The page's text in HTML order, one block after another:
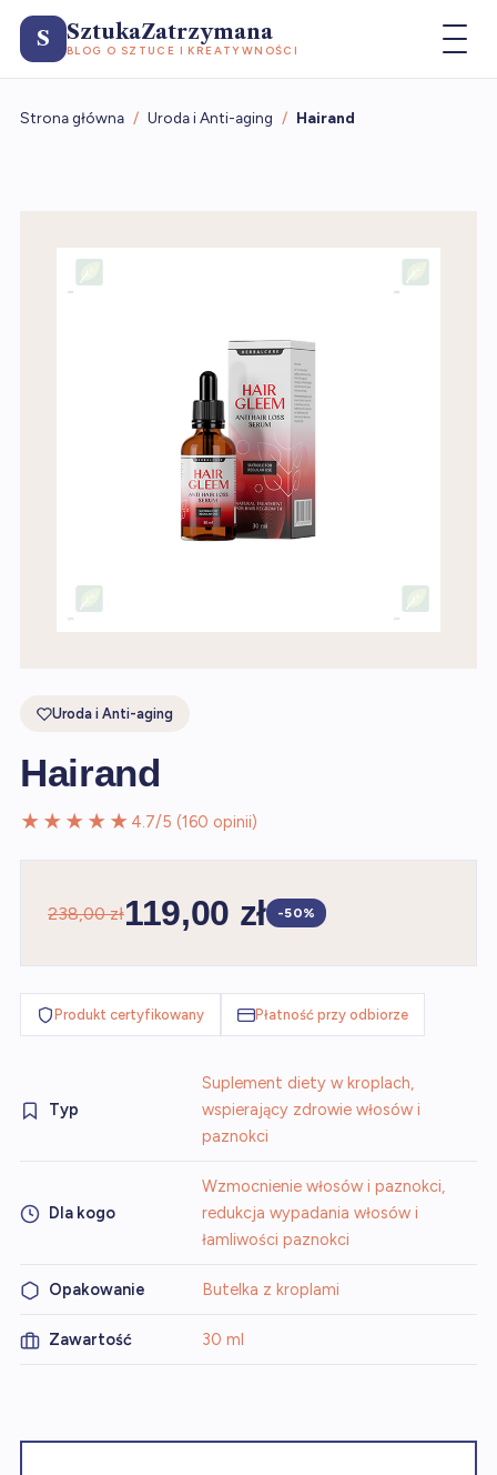
S SztukaZatrzymana
BLOG O SZTUCE I KREATYWNOŚCI
Strona główna / Uroda i Anti-aging / Hairand
Uroda i Anti-aging
Hairand
★★★★★ 4.7/5 (160 opinii)
238,00 zł119,00 zł -50%
Produkt certyfikowany Płatność przy odbiorze
Typ
Suplement diety w kroplach,
wspierający zdrowie włosów i
paznokci
Dla kogo
Wzmocnienie włosów i paznokci,
redukcja wypadania włosów i
łamliwości paznokci
Opakowanie Butelka z kroplami
Zawartość 30 ml